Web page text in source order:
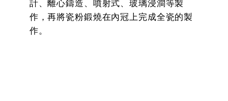
計、離心鑄造、噴射式、玻璃浸澗等製
作，再將瓷粉鍛燒在內冠上完成全瓷的製
作。